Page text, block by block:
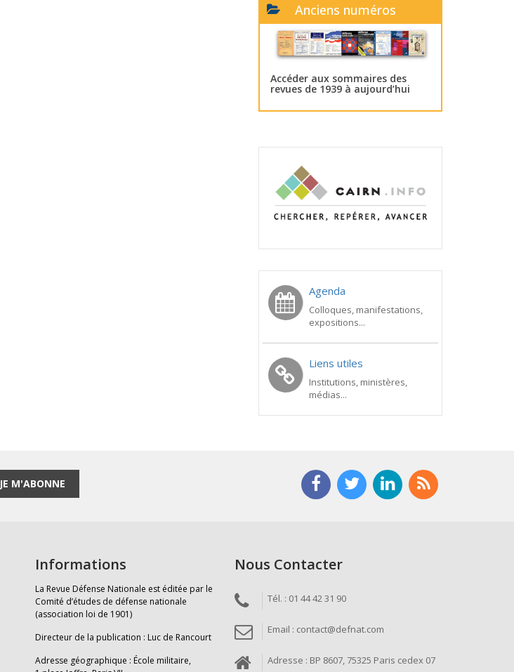
Anciens numéros
Accéder aux sommaires des
revues de 1939 à aujourd’hui
Agenda
Colloques, manifestations,
expositions...
Liens utiles
Institutions, ministères,
médias...
JE M'ABONNE
Informations
La Revue Défense Nationale est éditée par le
Comité d’études de défense nationale
(association loi de 1901)
Directeur de la publication : Luc de Rancourt
Adresse géographique : École militaire,
Nous Contacter
Tél. : 01 44 42 31 90
Email : contact@defnat.com
Adresse : BP 8607, 75325 Paris cedex 07